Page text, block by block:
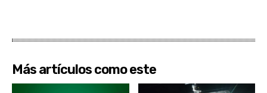
Más artículos como este